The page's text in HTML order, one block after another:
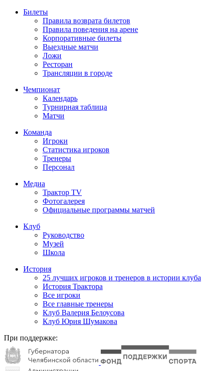
Билеты
Правила возврата билетов
Правила поведения на арене
Корпоративные билеты
Выездные матчи
Ложи
Ресторан
Трансляции в городе
Чемпионат
Календарь
Турнирная таблица
Матчи
Команда
Игроки
Статистика игроков
Тренеры
Персонал
Медиа
Трактор TV
Фотогалерея
Официальные программы матчей
Клуб
Руководство
Музей
Школа
История
25 лучших игроков и тренеров в истории клуба
История Трактора
Все игроки
Все главные тренеры
Клуб Валерия Белоусова
Клуб Юрия Шумакова
При поддержке: